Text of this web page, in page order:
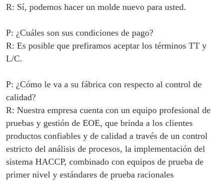
R: Sí, podemos hacer un molde nuevo para usted.
P: ¿Cuáles son sus condiciones de pago?
R: Es posible que prefiramos aceptar los términos TT y
L/C.
P: ¿Cómo le va a su fábrica con respecto al control de
calidad?
R: Nuestra empresa cuenta con un equipo profesional de
pruebas y gestión de EOE, que brinda a los clientes
productos confiables y de calidad a través de un control
estricto del análisis de procesos, la implementación del
sistema HACCP, combinado con equipos de prueba de
primer nivel y estándares de prueba racionales